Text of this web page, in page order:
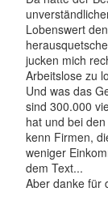
Lobenswert
jucken mich
Arbeitslose zu
Und was das
sind 300.000
hat und bei
kenn Firmen,
weniger
dem Text...
Aber danke für